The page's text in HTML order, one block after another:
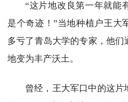
“这片地改良第一年就能
是个奇迹！”当地种植户王大
多亏了青岛大学的专家，他们
地变为丰产沃土。
曾经，王大军口中的这片